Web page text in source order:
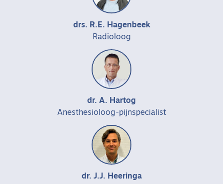
drs. R.E. Hagenbeek
Radioloog
dr. A. Hartog
Anesthesioloog-pijnspecialist
dr. J.J. Heeringa